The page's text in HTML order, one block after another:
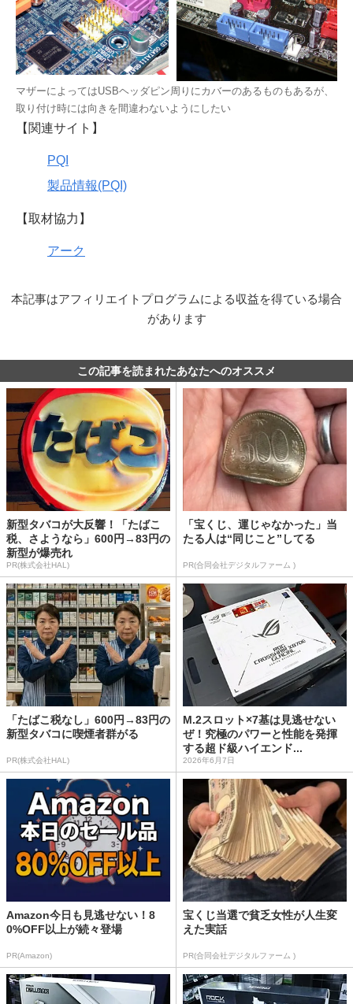
マザーによってはUSBヘッダピン周りにカバーのあるものもあるが、
取り付け時には向きを間違わないようにしたい
【関連サイト】
PQI
製品情報(PQI)
【取材協力】
アーク
本記事はアフィリエイトプログラムによる収益を得ている場合
があります
この記事を読まれたあなたへのオススメ
新型タバコが大反響！「たばこ
税、さようなら」600円→83円の
新型が爆売れ
PR(株式会社HAL)
「宝くじ、運じゃなかった」当
たる人は“同じこと”してる
PR(合同会社デジタルファーム )
「たばこ税なし」600円→83円の
新型タバコに喫煙者群がる
PR(株式会社HAL)
M.2スロット×7基は見逃せない
ぜ！究極のパワーと性能を発揮
する超ド級ハイエンド...
2026年6月7日
Amazon今日も見逃せない！8
0%OFF以上が続々登場
PR(Amazon)
宝くじ当選で貧乏女性が人生変
えた実話
PR(合同会社デジタルファーム )